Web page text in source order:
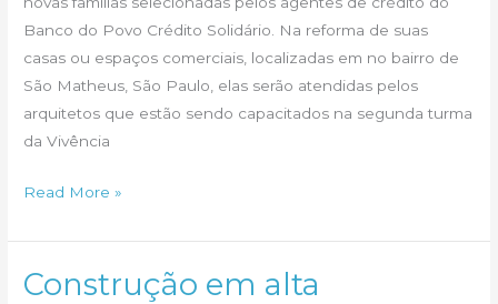
Banco do Povo Crédito Solidário. Na reforma de suas
casas ou espaços comerciais, localizadas em no bairro de
São Matheus, São Paulo, elas serão atendidas pelos
arquitetos que estão sendo capacitados na segunda turma
da Vivência
Vivência
Assistência
Técnica:
Read More »
Construção em alta